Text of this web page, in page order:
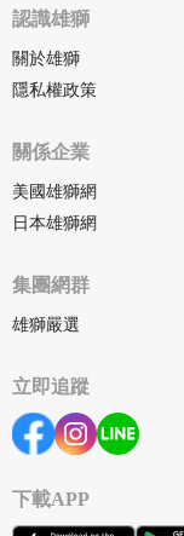
認識雄獅
關於雄獅
隱私權政策
關係企業
美國雄獅網
日本雄獅網
集團網群
雄獅嚴選
立即追蹤
下載APP